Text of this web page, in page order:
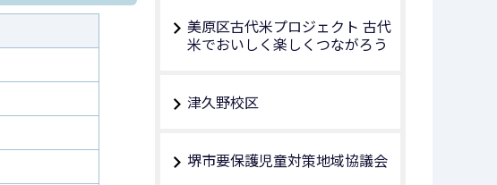
美原区古代米プロジェクト 古代
米でおいしく楽しくつながろう
津久野校区
堺市要保護児童対策地域協議会